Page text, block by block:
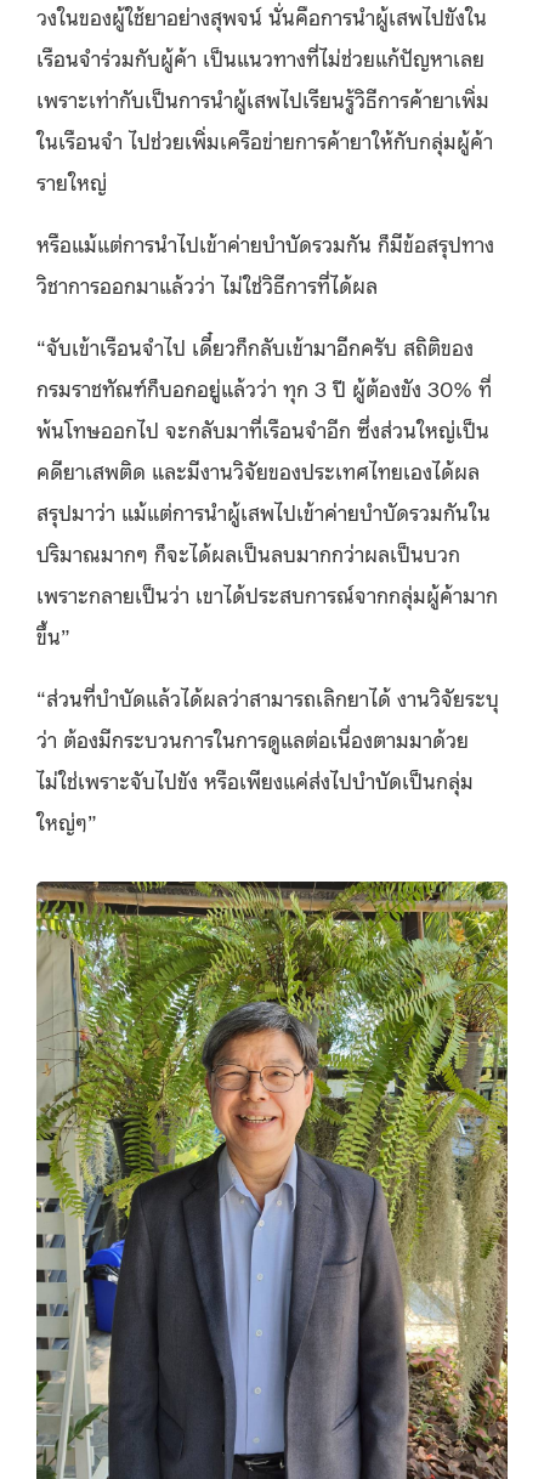
วงในของผู้ใช้ยาอย่างสุพจน์ นั่นคือการนำผู้เสพไปขังใน
เรือนจำร่วมกับผู้ค้า เป็นแนวทางที่ไม่ช่วยแก้ปัญหาเลย
เพราะเท่ากับเป็นการนำผู้เสพไปเรียนรู้วิธีการค้ายาเพิ่ม
ในเรือนจำ ไปช่วยเพิ่มเครือข่ายการค้ายาให้กับกลุ่มผู้ค้า
รายใหญ่
หรือแม้แต่การนำไปเข้าค่ายบำบัดรวมกัน ก็มีข้อสรุปทาง
วิชาการออกมาแล้วว่า ไม่ใช่วิธีการที่ได้ผล
“จับเข้าเรือนจำไป เดี๋ยวก็กลับเข้ามาอีกครับ สถิติของ
กรมราชทัณฑ์ก็บอกอยู่แล้วว่า ทุก 3 ปี ผู้ต้องขัง 30% ที่
พ้นโทษออกไป จะกลับมาที่เรือนจำอีก ซึ่งส่วนใหญ่เป็น
คดียาเสพติด และมีงานวิจัยของประเทศไทยเองได้ผล
สรุปมาว่า แม้แต่การนำผู้เสพไปเข้าค่ายบำบัดรวมกันใน
ปริมาณมากๆ ก็จะได้ผลเป็นลบมากกว่าผลเป็นบวก
เพราะกลายเป็นว่า เขาได้ประสบการณ์จากกลุ่มผู้ค้ามาก
ขึ้น”
“ส่วนที่บำบัดแล้วได้ผลว่าสามารถเลิกยาได้ งานวิจัยระบุ
ว่า ต้องมีกระบวนการในการดูแลต่อเนื่องตามมาด้วย
ไม่ใช่เพราะจับไปขัง หรือเพียงแค่ส่งไปบำบัดเป็นกลุ่ม
ใหญ่ๆ”